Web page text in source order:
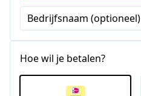
Bedrijfsnaam (optioneel)
Hoe wil je betalen?